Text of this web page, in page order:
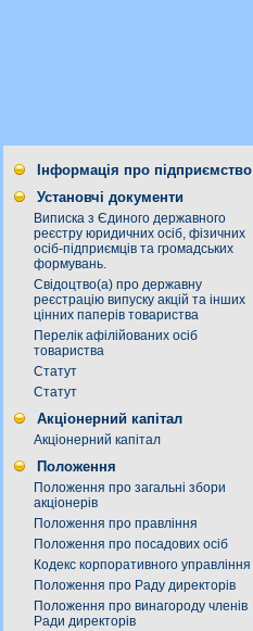
Інформація про підприємство
Установчі документи
Виписка з Єдиного державного
реєстру юридичних осіб, фізичних
осіб-підприємців та громадських
формувань.
Свідоцтво(а) про державну
реєстрацію випуску акцій та інших
цінних паперів товариства
Перелік афілійованих осіб
товариства
Статут
Статут
Акціонерний капітал
Акціонерний капітал
Положення
Положення про загальні збори
акціонерів
Положення про правління
Положення про посадових осіб
Кодекс корпоративного управління
Положення про Раду директорів
Положення про винагороду членів
Ради директорів